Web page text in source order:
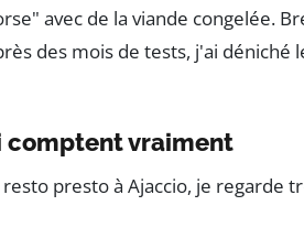
avec de la viande congelée.
des mois de tests, j'ai déniché
comptent vraiment
presto à Ajaccio, je regarde